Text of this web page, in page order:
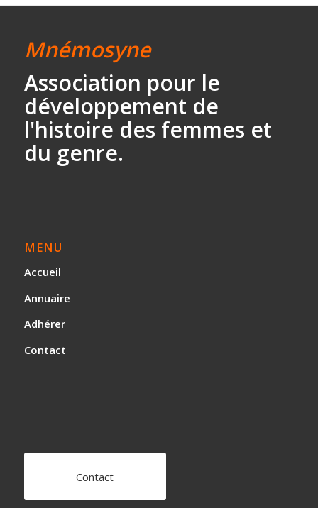
Mnémosyne
Association pour le
développement de
l'histoire des femmes et
du genre.
MENU
Accueil
Annuaire
Adhérer
Contact
Contact